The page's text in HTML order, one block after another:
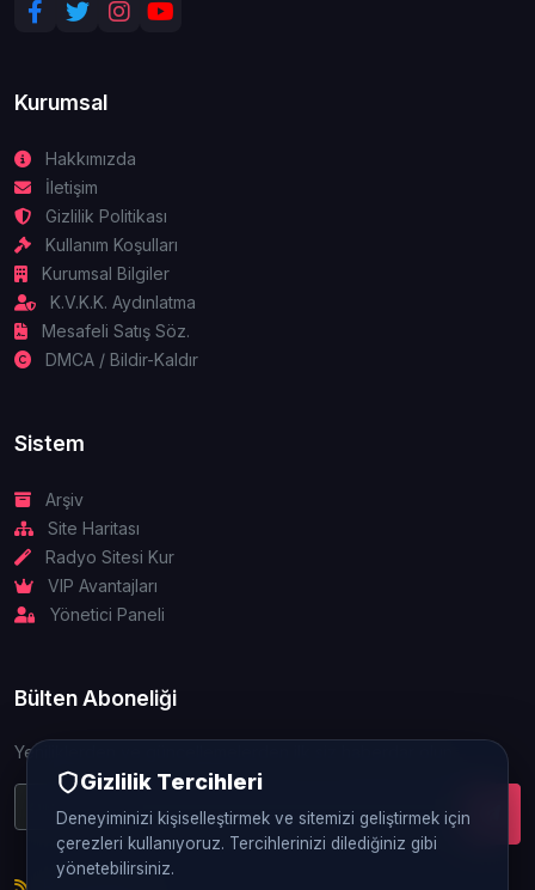
Kurumsal
Hakkımızda
İletişim
Gizlilik Politikası
Kullanım Koşulları
Kurumsal Bilgiler
K.V.K.K. Aydınlatma
Mesafeli Satış Söz.
DMCA / Bildir-Kaldır
Sistem
Arşiv
Site Haritası
Radyo Sitesi Kur
VIP Avantajları
Yönetici Paneli
Bülten Aboneliği
Yeniliklerden ve güncellemelerden ilk siz haberdar olun.
Gizlilik Tercihleri
Deneyiminizi kişiselleştirmek ve sitemizi geliştirmek için
çerezleri kullanıyoruz. Tercihlerinizi dilediğiniz gibi
yönetebilirsiniz.